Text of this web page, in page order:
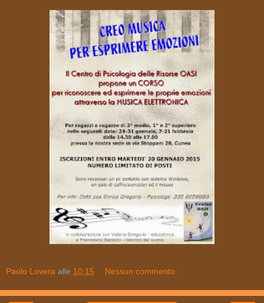
Paolo Lovera alle 10:15 Nessun commento: